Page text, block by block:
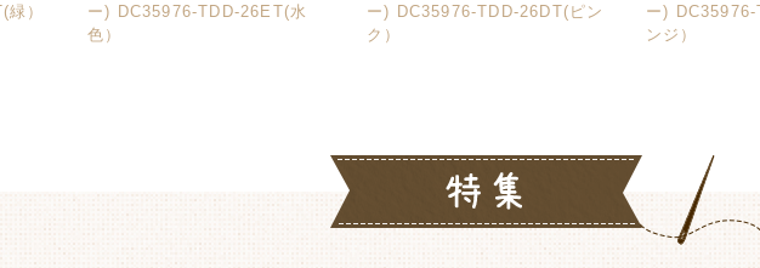
）
ー) DC35976-TDD-26ET(水
色）
ー) DC35976-TDD-26DT(ピン
ク）
ー)
ンジ）